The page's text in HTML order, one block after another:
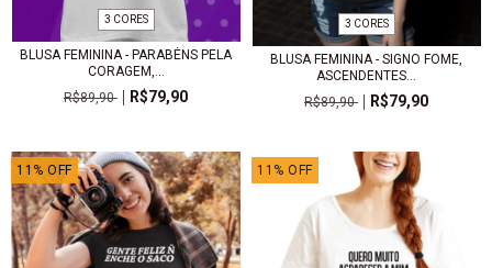
3 CORES
BLUSA FEMININA - PARABÉNS PELA
CORAGEM,...
R$89,90
R$79,90
3 CORES
BLUSA FEMININA - SIGNO FOME,
ASCENDENTES...
R$89,90
R$79,90
11 % OFF 11 % OFF